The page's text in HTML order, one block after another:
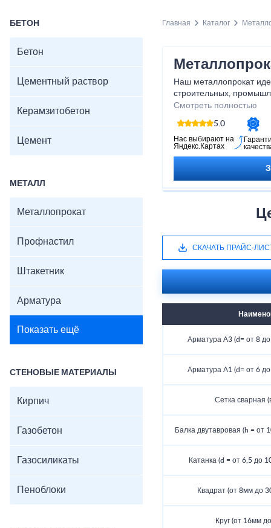
БЕТОН
Бетон
Цементный раствор
Керамзитобетон
Цемент
МЕТАЛЛ
Металлопрокат
Профнастил
Штакетник
Арматура
Показать ещё
СТЕНОВЫЕ МАТЕРИАЛЫ
Кирпич
Газобетон
Газосиликаты
Пеноблоки
Главная Каталог
Наш металлопрокат
строительных,
Мы гарантируем
продукции, а также
оперативную
стальные балки,
изделия, мы готовы
Смотреть полностью
5.0
Нас выбирают на
Яндекс.Картах
СКАЧАТЬ ПРАЙС-
Арматура А3 (d= от 8
Арматура А1 (d= от 6
Сетка сварная
Балка двутавровая (h = от
Катанка (d = от 6,5 до
Квадрат (от 8мм до
Круг (от 16мм